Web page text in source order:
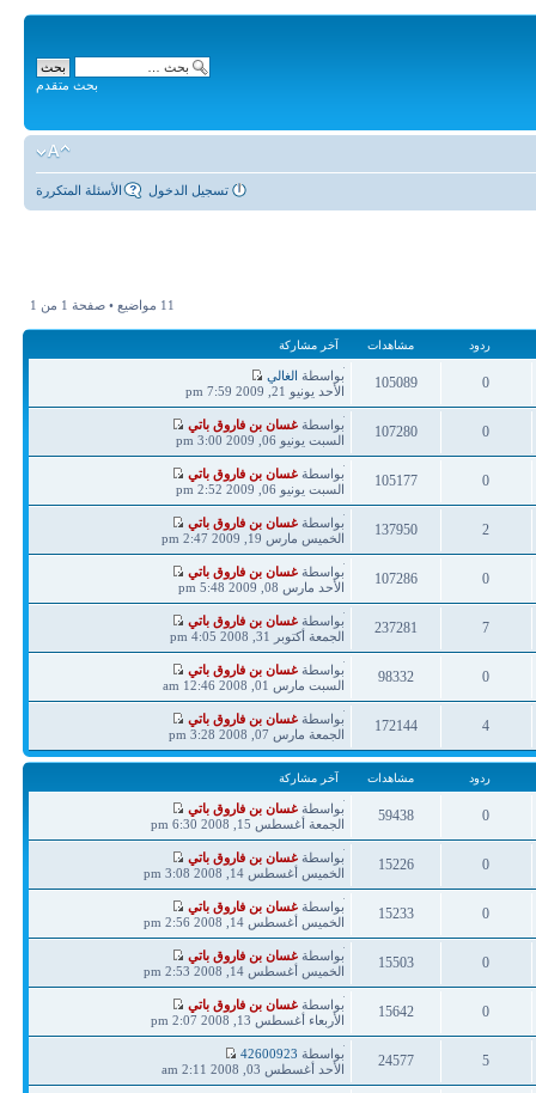
بحث متقدم
الأسئلة المتكررة تسجيل الدخول
11 مواضيع • صفحة 1 من 1
ردود مشاهدات آخر مشاركة
0
ردود
105089
مشاهدات
آخر
مشاركة
بواسطة الغالي
الأحد يونيو 21, 2009 7:59 pm
0
107280
آخر
مشاركة
بواسطةغسان بن فاروق باتي
السبت يونيو 06, 2009 3:00 pm
0
ردود
105177
مشاهدات
آخر
مشاركة
بواسطةغسان بن فاروق باتي
السبت يونيو 06, 2009 2:52 pm
2
137950
آخر
مشاركة
بواسطةغسان بن فاروق باتي
الخميس مارس 19, 2009 2:47 pm
0
ردود
107286
مشاهدات
آخر
مشاركة
بواسطةغسان بن فاروق باتي
الأحد مارس 08, 2009 5:48 pm
7
237281
آخر
مشاركة
بواسطةغسان بن فاروق باتي
الجمعة أكتوبر 31, 2008 4:05 pm
0
ردود
98332
مشاهدات
آخر
مشاركة
بواسطةغسان بن فاروق باتي
السبت مارس 01, 2008 12:46 am
4
ردود
172144
مشاهدات
آخر
مشاركة
بواسطةغسان بن فاروق باتي
الجمعة مارس 07, 2008 3:28 pm
ردود مشاهدات آخر مشاركة
0
ردود
59438
مشاهدات
آخر
مشاركة
بواسطةغسان بن فاروق باتي
الجمعة أغسطس 15, 2008 6:30 pm
0
15226
آخر
مشاركة
بواسطةغسان بن فاروق باتي
الخميس أغسطس 14, 2008 3:08 pm
0
ردود
15233
مشاهدات
آخر
مشاركة
بواسطةغسان بن فاروق باتي
الخميس أغسطس 14, 2008 2:56 pm
0
15503
آخر
مشاركة
بواسطةغسان بن فاروق باتي
الخميس أغسطس 14, 2008 2:53 pm
0
ردود
15642
مشاهدات
آخر
مشاركة
بواسطةغسان بن فاروق باتي
الأربعاء أغسطس 13, 2008 2:07 pm
5
24577
آخر
مشاركة
بواسطة 42600923
الأحد أغسطس 03, 2008 2:11 am